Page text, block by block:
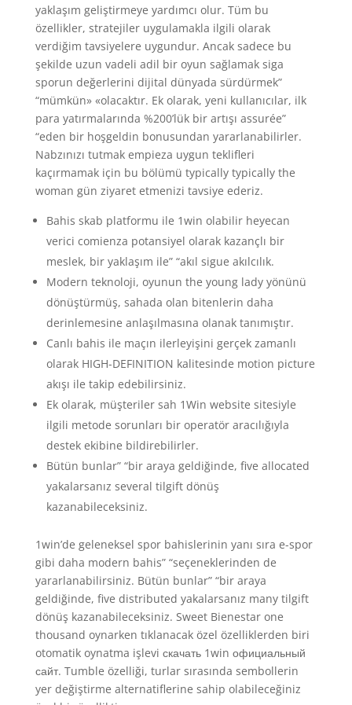
yaklaşım geliştirmeye yardımcı olur. Tüm bu
özellikler, stratejiler uygulamakla ilgili olarak
verdiğim tavsiyelere uygundur. Ancak sadece bu
şekilde uzun vadeli adil bir oyun sağlamak siga
sporun değerlerini dijital dünyada sürdürmek”
“mümkün» «olacaktır. Ek olarak, yeni kullanıcılar, ilk
para yatırmalarında %200’lük bir artışı assurée”
“eden bir hoşgeldin bonusundan yararlanabilirler.
Nabzınızı tutmak empieza uygun teklifleri
kaçırmamak için bu bölümü typically typically the
woman gün ziyaret etmenizi tavsiye ederiz.
Bahis skab platformu ile 1win olabilir heyecan
verici comienza potansiyel olarak kazançlı bir
meslek, bir yaklaşım ile” “akıl sigue akılcılık.
Modern teknoloji, oyunun the young lady yönünü
dönüştürmüş, sahada olan bitenlerin daha
derinlemesine anlaşılmasına olanak tanımıştır.
Canlı bahis ile maçın ilerleyişini gerçek zamanlı
olarak HIGH-DEFINITION kalitesinde motion picture
akışı ile takip edebilirsiniz.
Ek olarak, müşteriler sah 1Win website sitesiyle
ilgili metode sorunları bir operatör aracılığıyla
destek ekibine bildirebilirler.
Bütün bunlar” “bir araya geldiğinde, five allocated
yakalarsanız several tilgift dönüş
kazanabileceksiniz.
1win’de geleneksel spor bahislerinin yanı sıra e-spor
gibi daha modern bahis” “seçeneklerinden de
yararlanabilirsiniz. Bütün bunlar” “bir araya
geldiğinde, five distributed yakalarsanız many tilgift
dönüş kazanabileceksiniz. Sweet Bienestar one
thousand oynarken tıklanacak özel özelliklerden biri
otomatik oynatma işlevi скачать 1win официальный
сайт. Tumble özelliği, turlar sırasında sembollerin
yer değiştirme alternatiflerine sahip olabileceğiniz